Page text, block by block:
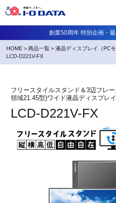
創業50周年 特別企画・
HOME >商品一覧 >液晶ディスプレイ（PCモ
LCD-D221V-FX
フリースタイルスタンド＆3辺フレ
領域21.45型)ワイド液晶ディスプレイ
LCD-D221V-FX